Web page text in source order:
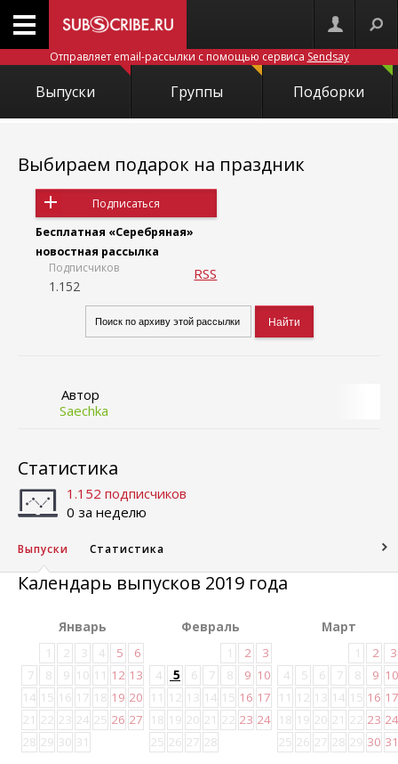
Отправляет email-рассылки с помощью сервиса Sendsay
Выпуски Группы Подборки
Выбираем подарок на праздник
Подписаться
Бесплатная «Серебряная»
новостная рассылка
Подписчиков
1.152
RSS
Автор
Saechka
Статистика
1.152 подписчиков
0 за неделю
Выпуски Статистика
Календарь выпусков 2019 года
Январь
1
2 3 4 5
6
7
8 9 10 11 12 13
14 15 16 17 18 19 20
21 22 23 24 25 26 27
28 29 30 31
Февраль
1
2
3
4
5 6 7 8 9 10
11 12 13 14 15 16 17
18 19 20 21 22 23 24
25 26 27 28
Март
1
2
3
4
5 6 7 8 9 10
11 12 13 14 15 16 17
18 19 20 21 22 23 24
25 26 27 28 29 30 31